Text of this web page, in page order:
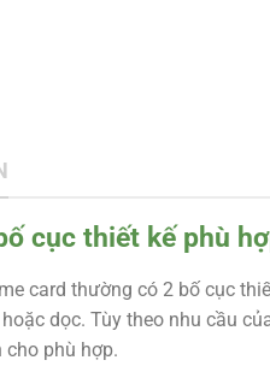
cục thiết kế phù
card thường có 2 bố cục
dọc. Tùy theo nhu cầu
cho phù hợp.